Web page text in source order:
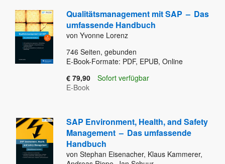
Qualitätsmanagement mit SAP – Das
umfassende Handbuch
von Yvonne Lorenz
746 Seiten, gebunden
E-Book-Formate: PDF, EPUB, Online
€ 79,90
Sofort verfügbar
E-Book
SAP Environment, Health, and Safety
Management – Das umfassende
Handbuch
von Stephan Eisenacher, Klaus Kammerer,